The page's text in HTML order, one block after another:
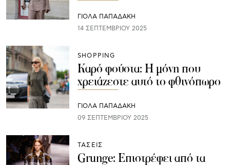
ΓΙΌΛΑ ΠΑΠΑΔΆΚΗ
14 ΣΕΠΤΕΜΒΡΊΟΥ 2025
SHOPPING
Καρό φούστα: Η μόνη που
χρειάζεστε αυτό το φθινόπωρο
ΓΙΌΛΑ ΠΑΠΑΔΆΚΗ
09 ΣΕΠΤΕΜΒΡΊΟΥ 2025
ΤΑΣΕΙΣ
Grunge: Επιστρέφει από τα